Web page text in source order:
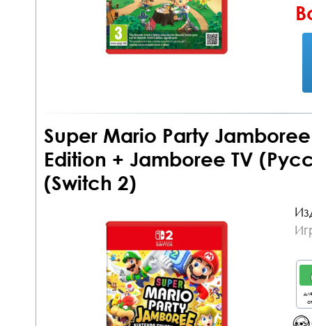
Super Mario Party
Edition + Jamboree TV
(Switch 2)